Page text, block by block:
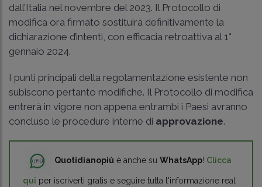
dall’Italia nel novembre del 2023. Il Protocollo di
modifica ora firmato sostituirà definitivamente la
dichiarazione d’intenti, con efficacia retroattiva al 1°
gennaio 2024.
I punti principali della regolamentazione esistente non
subiscono pertanto modifiche. Il Protocollo di modifica
entrerà in vigore non appena entrambi i Paesi avranno
concluso le procedure interne di approvazione.
Quotidianopiù è anche su WhatsApp! Clicca
qui per iscriverti gratis e seguire tutta l'informazione real